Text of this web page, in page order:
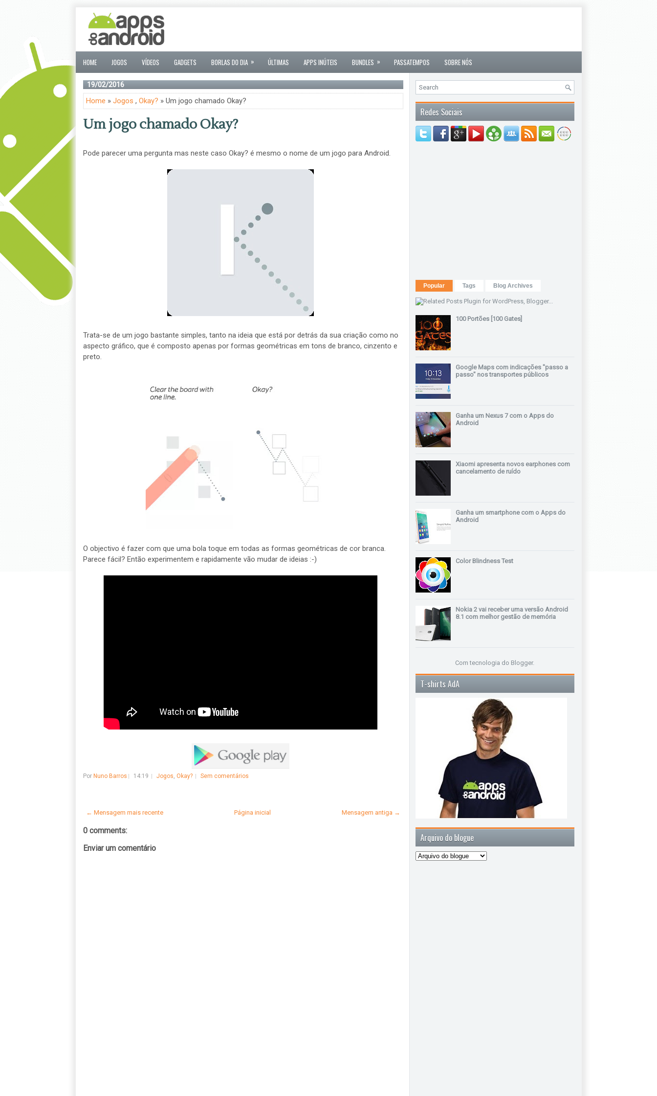
HOME JOGOS VÍDEOS GADGETS BORLAS DO DIA » ÚLTIMAS APPS INÚTEIS BUNDLES » PASSATEMPOS SOBRE NÓS
19/02/2016
Home » Jogos , Okay? » Um jogo chamado Okay?
Um jogo chamado Okay?
Pode parecer uma pergunta mas neste caso Okay? é mesmo o nome de um jogo para Android.
Trata-se de um jogo bastante simples, tanto na ideia que está por detrás da sua criação como no
aspecto gráfico, que é composto apenas por formas geométricas em tons de branco, cinzento e
preto.
O objectivo é fazer com que uma bola toque em todas as formas geométricas de cor branca.
Parece fácil? Então experimentem e rapidamente vão mudar de ideias :-)
Por Nuno Barros 14:19 Jogos, Okay? Sem comentários
← Mensagem mais recente Mensagem antiga →
Página inicial
0 comments:
Enviar um comentário
Redes Sociais
Popular Tags Blog Archives
100 Portões [100 Gates]
Google Maps com indicações "passo a
passo" nos transportes públicos
Ganha um Nexus 7 com o Apps do
Android
Xiaomi apresenta novos earphones com
cancelamento de ruído
Ganha um smartphone com o Apps do
Android
Color Blindness Test
Nokia 2 vai receber uma versão Android
8.1 com melhor gestão de memória
Com tecnologia do Blogger.
T-shirts AdA
Arquivo do blogue